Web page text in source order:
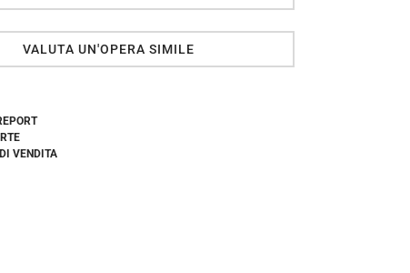
VALUTA UN'OPERA SIMILE
VENDITA